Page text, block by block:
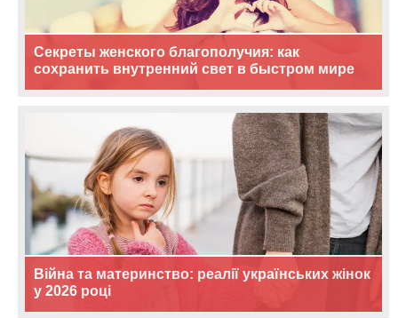
Секреты женского благополучия: как
сохранить внутренний свет в быстром мире
Війна та материнство: реалії українських жінок
у 2026 році